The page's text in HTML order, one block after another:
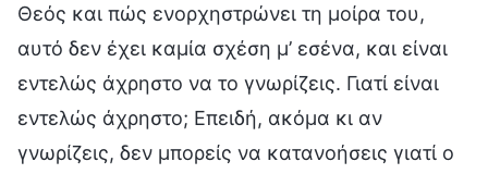
Θεός και πώς ενορχηστρώνει τη μοίρα του,
αυτό δεν έχει καμία σχέση μ’ εσένα, και είναι
εντελώς άχρηστο να το γνωρίζεις. Γιατί είναι
εντελώς άχρηστο; Επειδή, ακόμα κι αν
γνωρίζεις, δεν μπορείς να κατανοήσεις γιατί ο